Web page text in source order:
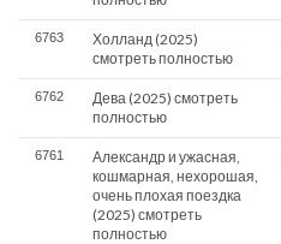
6763
Холланд (2025)
смотреть полностью
6762
Дева (2025) смотреть
полностью
6761
Александр и ужасная,
кошмарная, нехорошая,
очень плохая поездка
(2025) смотреть
полностью